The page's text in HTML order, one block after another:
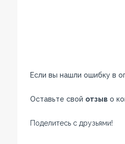
Если вы нашли ошибку в
Оставьте свой отзыво
Поделитесь с друзьями!